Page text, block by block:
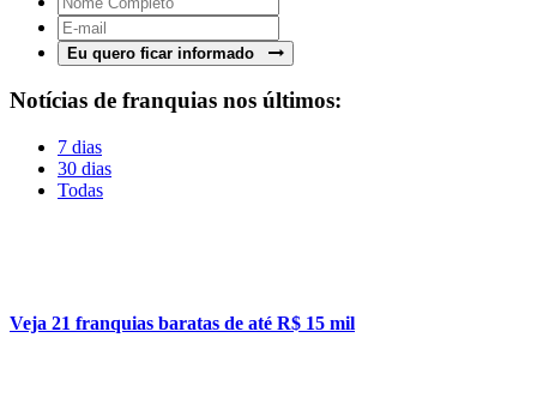
Eu quero ficar informado
Notícias de franquias nos últimos:
7 dias
30 dias
Todas
Veja 21 franquias baratas de até R$ 15 mil